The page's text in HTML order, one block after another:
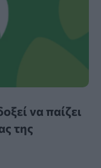
να παίζει
της